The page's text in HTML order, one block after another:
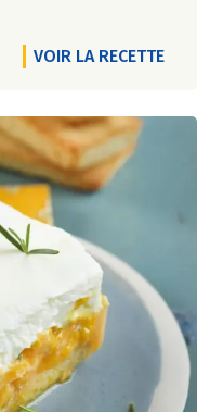
VOIR LA RECETTE